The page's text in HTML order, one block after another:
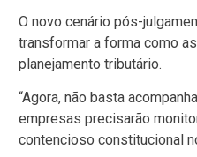
O novo cenário pós-
transformar a forma como
planejamento tributário.
“Agora, não basta
empresas precisarão
contencioso constitucional